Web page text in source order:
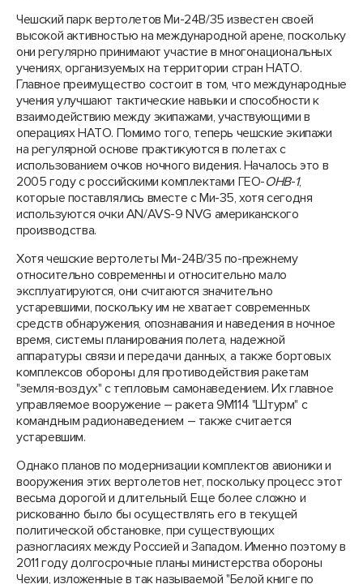
Чешский парк вертолетов Ми-24В/35 известен своей
высокой активностью на международной арене, поскольку
они регулярно принимают участие в многонациональных
учениях, организуемых на территории стран НАТО.
Главное преимущество состоит в том, что международные
учения улучшают тактические навыки и способности к
взаимодействию между экипажами, участвующими в
операциях НАТО. Помимо того, теперь чешские экипажи
на регулярной основе практикуются в полетах с
использованием очков ночного видения. Началось это в
2005 году с российскими комплектами ГЕО-ОНВ-1,
которые поставлялись вместе с Ми-35, хотя сегодня
используются очки AN/AVS-9 NVG американского
производства.
Хотя чешские вертолеты Ми-24В/35 по-прежнему
относительно современны и относительно мало
эксплуатируются, они считаются значительно
устаревшими, поскольку им не хватает современных
средств обнаружения, опознавания и наведения в ночное
время, системы планирования полета, надежной
аппаратуры связи и передачи данных, а также бортовых
комплексов обороны для противодействия ракетам
"земля-воздух" с тепловым самонаведением. Их главное
управляемое вооружение – ракета 9М114 "Штурм" с
командным радионаведением – также считается
устаревшим.
Однако планов по модернизации комплектов авионики и
вооружения этих вертолетов нет, поскольку процесс этот
весьма дорогой и длительный. Еще более сложно и
рискованно было бы осуществлять его в текущей
политической обстановке, при существующих
разногласиях между Россией и Западом. Именно поэтому в
2011 году долгосрочные планы министерства обороны
Чехии, изложенные в так называемой "Белой книге по